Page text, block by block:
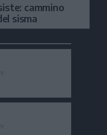
cammino
sisma